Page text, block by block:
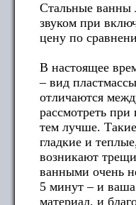
Стальные ванны
звуком при
цену по
В настоящее
– вид
отличаются
рассмотреть
тем лучше.
гладкие и
возникают
ванными очень
5 минут – и ваша
материал, и